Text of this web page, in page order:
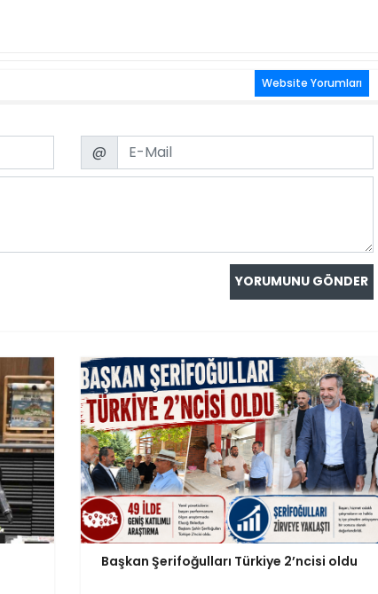
Website Yorumları
Email
@
Başkan Şerifoğulları Türkiye 2’ncisi oldu